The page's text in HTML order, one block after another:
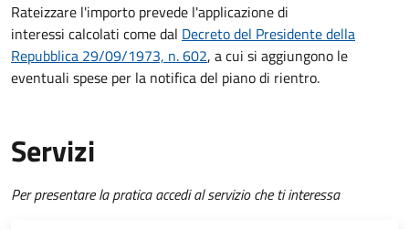
Rateizzare l'importo prevede l'applicazione di
interessi calcolati come dal Decreto del Presidente della
Repubblica 29/09/1973, n. 602, a cui si aggiungono le
eventuali spese per la notifica del piano di rientro.
Servizi
Per presentare la pratica accedi al servizio che ti interessa